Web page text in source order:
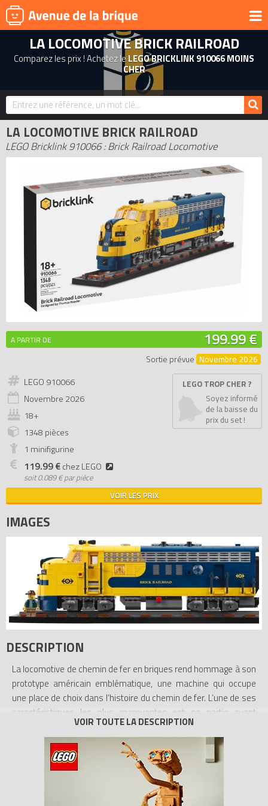
UNIVERS
PRODUITS DÉRIVÉS
NOUVEAUTÉS
LEGO 2026
BONS PLANS
ACTUALITÉS
ASSOCIATIONS DE FANS
EXPOSITIONS LEGO
LEGO LES PLUS CHERS
DERNIERS LEGO AJOUTÉS
LA LOCOMOTIVE BRICK RAILROAD
Comparez les prix ! Achetez le LEGO BRICKLINK 910066 MOINS
CHER
LA LOCOMOTIVE BRICK RAILROAD
LEGO Bricklink 910066 : Brick Railroad Locomotive
A PARTIR DE 199.99 €
Sortie prévue Novembre 2026
LEGO 910066
Novembre 2026
18+
1348 pièces
1 minifigurine
119.99 €chez LEGO
soit0.089 € par pièce
LEGO TROP CHER ?
Soyez informé
de la baisse du
prix du set !
VOIR LES PRIX
IMAGES
DESCRIPTION
La locomotive de chemin de fer en briques rend hommage à son
prototype américain emblématique, une machine qui occupe
une place de choix dans l’histoire du chemin de fer. L’une de ses
caractéristiques les plus marquantes est sa partie avant
arrondie, avec son phare proéminent, qui confère au modèle une
silhouette immédiatement reconnaissable. L’un des plus grands
défis lors de sa conception a été le motif de couleur sur les
côtés, entièrement composé d’arcs, de tuiles rondes et d’autres
éléments en briques. L’association du jaune vif et du bleu foncé
intense crée un aspect puissant et harmonieux. Pour plus de